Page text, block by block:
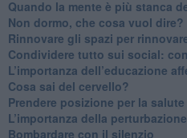
​Quando la mente è più stanca
Non dormo, che cosa vuol dire?
​Rinnovare gli spazi per
​Condividere tutto sui social:
​L’importanza dell’educazione
​Cosa sai del cervello?
Prendere posizione per la
L’importanza della perturbazione
​Bombardare con il silenzio